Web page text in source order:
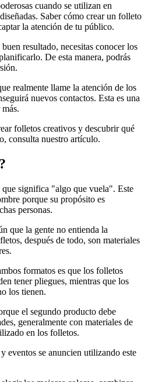
cuando se utilizan en
Saber cómo crear un folleto
la atención de tu público.
resultado, necesitas conocer los
De esta manera, podrás
realmente llame la atención de los
nuevos contactos. Esta es una
folletos creativos y descubrir qué
consulta nuestro artículo.
que significa "algo que vuela". Este
porque su propósito es
personas.
que la gente no entienda la
después de todo, son materiales
formatos es que los folletos
tener pliegues, mientras que los
los tienen.
el segundo producto debe
generalmente con materiales de
en los folletos.
eventos se anuncien utilizando este